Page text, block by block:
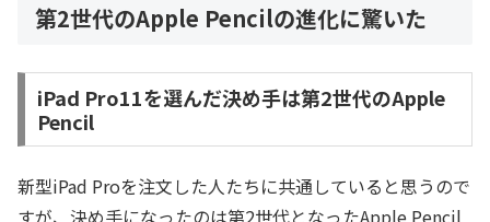
第2世代のApple Pencilの進化に驚いた
iPad Pro11を選んだ決め手は第2世代のApple
Pencil
新型iPad Proを注文した人たちに共通していると思うので